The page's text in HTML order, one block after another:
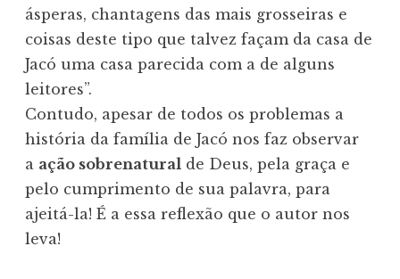
ásperas, chantagens das mais grosseiras e
coisas deste tipo que talvez façam da casa de
Jacó uma casa parecida com a de alguns
leitores”.
Contudo, apesar de todos os problemas a
história da família de Jacó nos faz observar
a ação sobrenatural de Deus, pela graça e
pelo cumprimento de sua palavra, para
ajeitá-la! É a essa reflexão que o autor nos
leva!